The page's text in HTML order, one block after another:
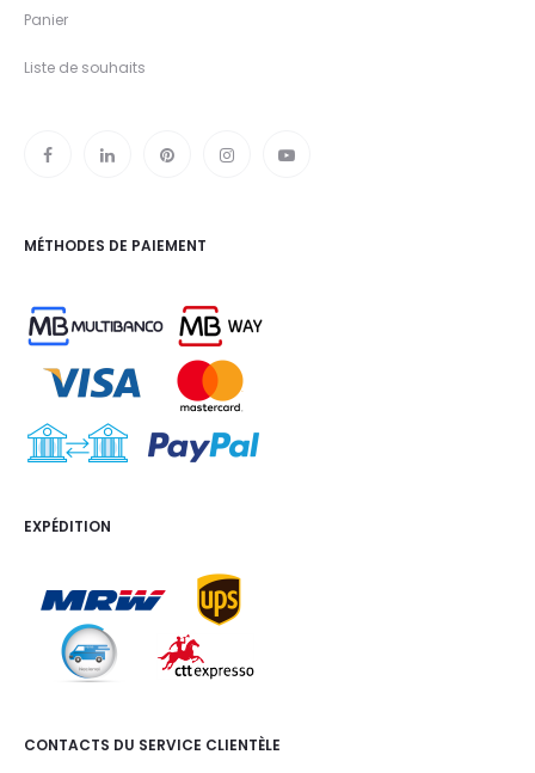
Panier
Liste de souhaits
MÉTHODES DE PAIEMENT
EXPÉDITION
CONTACTS DU SERVICE CLIENTÈLE